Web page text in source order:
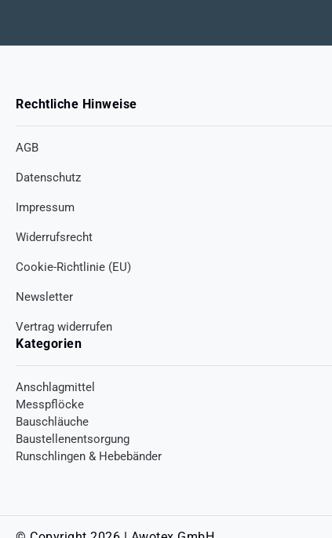
Rechtliche Hinweise
AGB
Datenschutz
Impressum
Widerrufsrecht
Cookie-Richtlinie (EU)
Newsletter
Vertrag widerrufen
Kategorien
Anschlagmittel
Messpflöcke
Bauschläuche
Baustellenentsorgung
Runschlingen & Hebebänder